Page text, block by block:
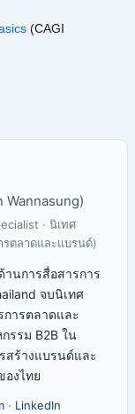
(CAGI
Wannasung)
· นิเทศ
ตลาดและแบรนด์)
านการสื่อสารการ
จบนิเทศ
ารตลาดและ
รรม B2B ใน
สร้างแบรนด์และ
งไทย
· LinkedIn